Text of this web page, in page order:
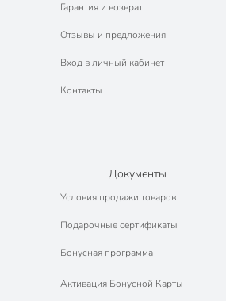
Гарантия и возврат
Отзывы и предложения
Вход в личный кабинет
Контакты
Документы
Условия продажи товаров
Подарочные сертификаты
Бонусная программа
Активация Бонусной Карты